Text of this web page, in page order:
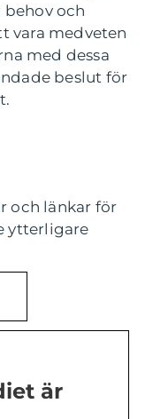
behov och
vara medveten
med dessa
beslut för
och länkar för
ytterligare
är